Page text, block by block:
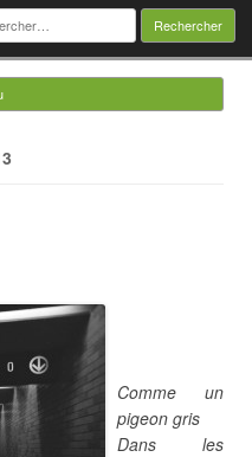
:
Comme un
pigeon gris
Dans les